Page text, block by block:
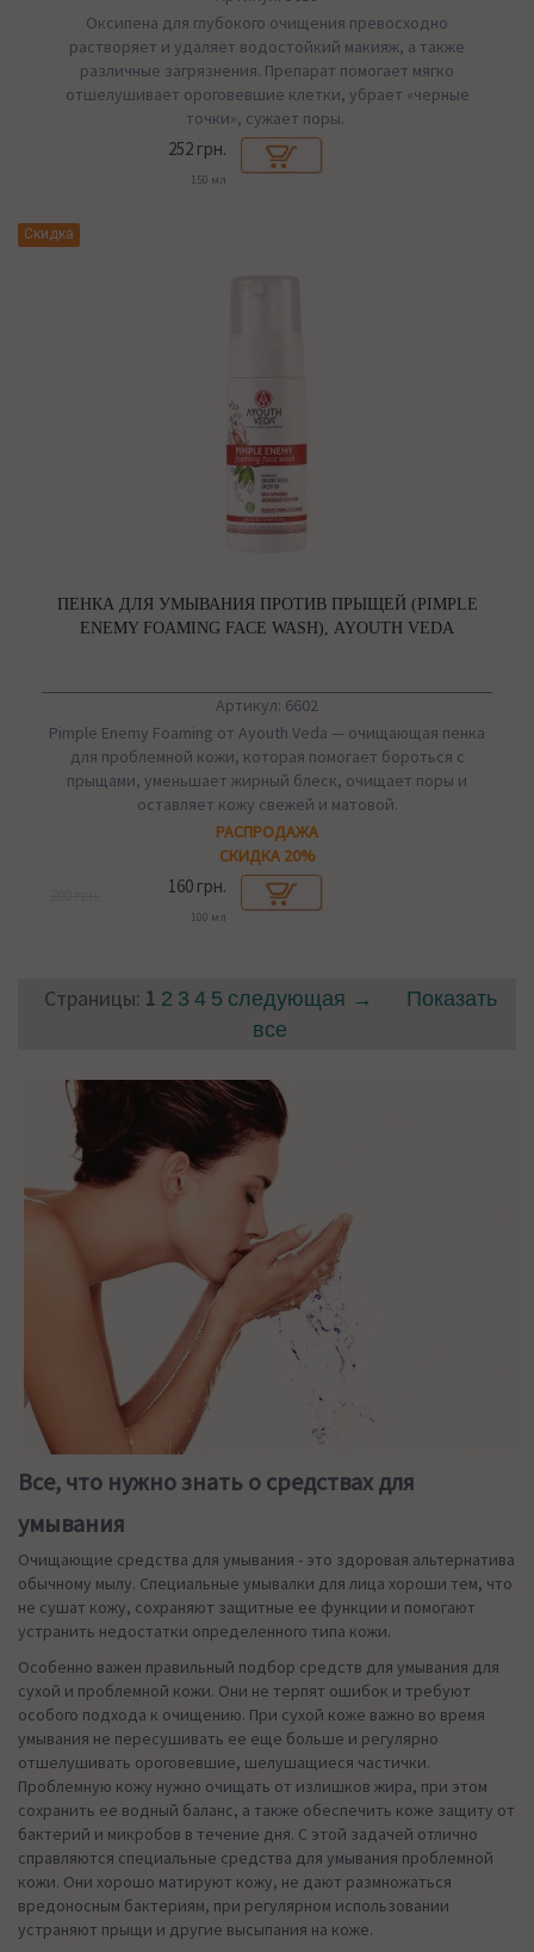
Оксипена для глубокого очищения превосходно
растворяет и удаляет водостойкий макияж, а также
различные загрязнения. Препарат помогает мягко
отшелушивает ороговевшие клетки, убрает «черные
точки», сужает поры.
252 грн.
150 мл
Скидка
ПЕНКА ДЛЯ УМЫВАНИЯ ПРОТИВ ПРЫЩЕЙ (PIMPLE
ENEMY FOAMING FACE WASH), AYOUTH VEDA
Артикул: 6602
Pimple Enemy Foaming от Ayouth Veda — очищающая пенка
для проблемной кожи, которая помогает бороться с
прыщами, уменьшает жирный блеск, очищает поры и
оставляет кожу свежей и матовой.
РАСПРОДАЖА
СКИДКА 20%
160 грн.
100 мл
Страницы: 1 2 3 4 5 следующая →
Показать
все
Все, что нужно знать о средствах для
умывания
Очищающие средства для умывания - это здоровая альтернатива
обычному мылу. Специальные умывалки для лица хороши тем, что
не сушат кожу, сохраняют защитные ее функции и помогают
устранить недостатки определенного типа кожи.
Особенно важен правильный подбор средств для умывания для
сухой и проблемной кожи. Они не терпят ошибок и требуют
особого подхода к очищению. При сухой коже важно во время
умывания не пересушивать ее еще больше и регулярно
отшелушивать ороговевшие, шелушащиеся частички.
Проблемную кожу нужно очищать от излишков жира, при этом
сохранить ее водный баланс, а также обеспечить коже защиту от
бактерий и микробов в течение дня. С этой задачей отлично
справляются специальные средства для умывания проблемной
кожи. Они хорошо матируют кожу, не дают размножаться
вредоносным бактериям, при регулярном использовании
устраняют прыщи и другие высыпания на коже.